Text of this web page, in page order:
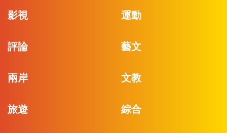
影視 運動
評論 藝文
兩岸 文教
旅遊 綜合